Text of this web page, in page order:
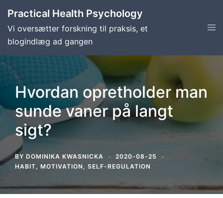
content
Practical Health Psychology
Vi oversætter forskning til praksis, et
blogindlæg ad gangen
Hvordan opretholder man
sunde vaner på langt
sigt?
BY DOMINIKA KWASNICKA
2020-08-25
HABIT, MOTIVATION , SELF-REGULATION